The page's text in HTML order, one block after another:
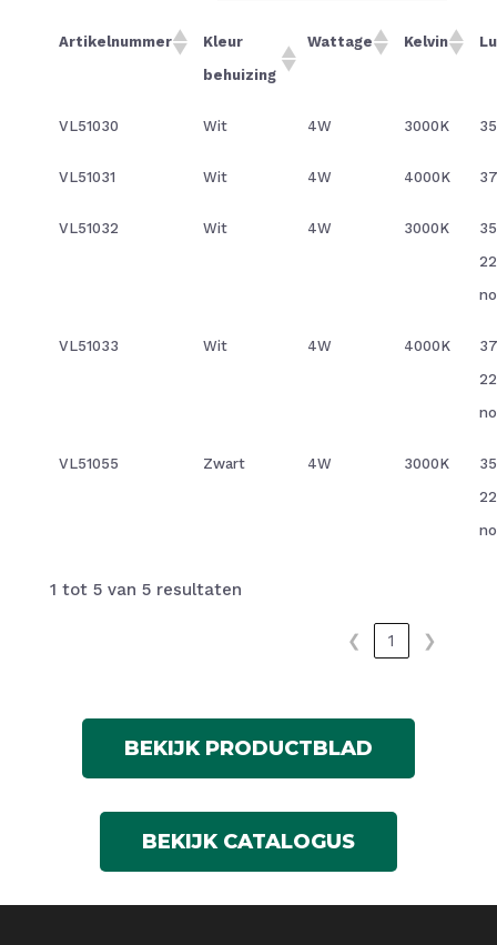
Artikelnummer
Kleur
behuizing
Wattage Kelvin
VL51030 Wit 4W 3000K
VL51031 Wit 4W 4000K
VL51032 Wit 4W 3000K
VL51033 Wit 4W 4000K
VL51055 Zwart 4W 3000K
1 tot 5 van 5 resultaten
❮ 1 ❯
BEKIJK PRODUCTBLAD
BEKIJK CATALOGUS